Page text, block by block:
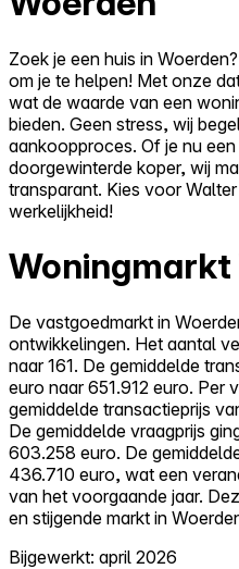
Zoek je een huis in
om je te helpen! Met onze
wat de waarde van een
bieden. Geen stress, wij
aankoopproces. Of je nu
doorgewinterde koper, wij
transparant. Kies voor
werkelijkheid!
Woningmarkt
De vastgoedmarkt in
ontwikkelingen. Het aantal
naar 161. De gemiddelde
euro naar 651.912 euro. Per
gemiddelde transactieprijs
De gemiddelde vraagprijs
603.258 euro. De
436.710 euro, wat een
van het voorgaande jaar.
en stijgende markt in
Bijgewerkt: april 2026